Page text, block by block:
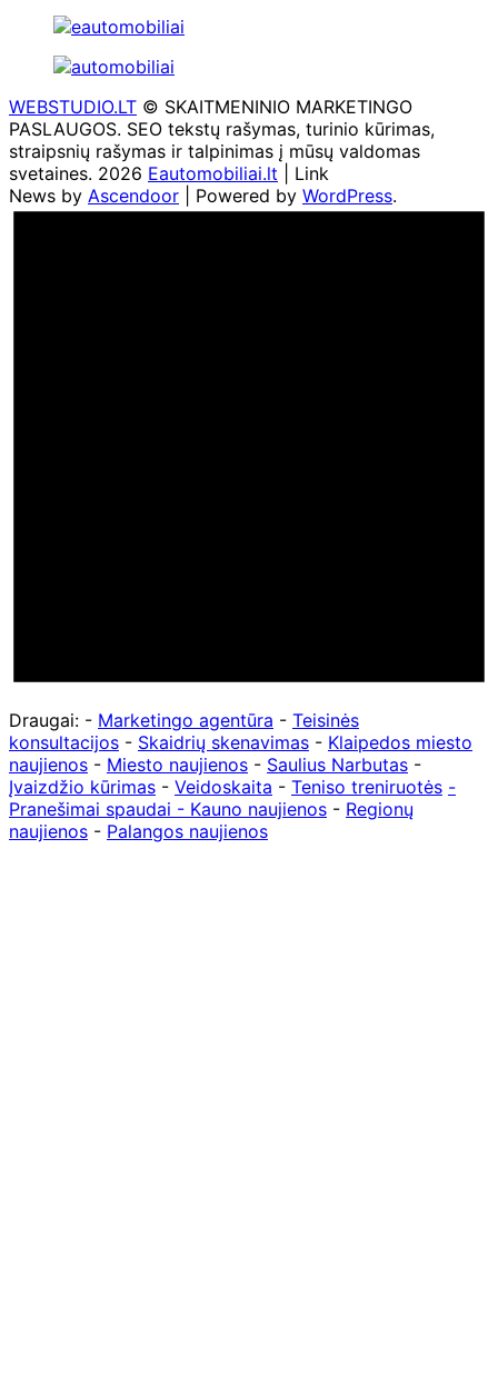
WEBSTUDIO.LT © SKAITMENINIO MARKETINGO
PASLAUGOS. SEO tekstų rašymas, turinio kūrimas,
straipsnių rašymas ir talpinimas į mūsų valdomas
svetaines. 2026 Eautomobiliai.lt | Link
News by Ascendoor | Powered by WordPress.
Draugai: - Marketingo agentūra - Teisinės
konsultacijos - Skaidrių skenavimas - Klaipedos miesto
naujienos - Miesto naujienos - Saulius Narbutas -
Įvaizdžio kūrimas - Veidoskaita - Teniso treniruotės -
Pranešimai spaudai - Kauno naujienos - Regionų
naujienos - Palangos naujienos